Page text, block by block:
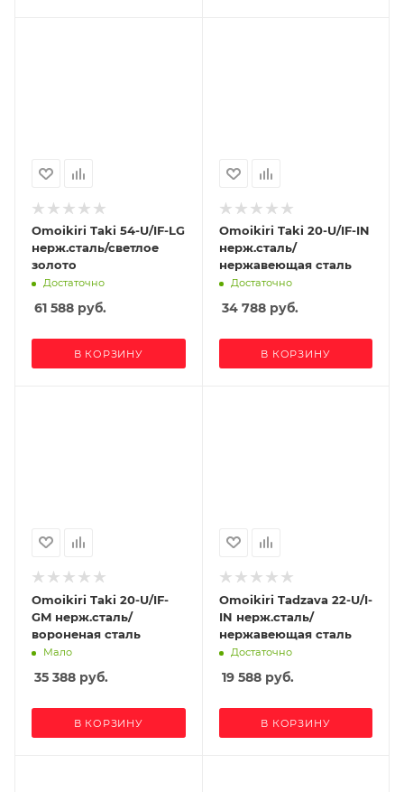
Omoikiri Taki 54-U/IF-LG
нерж.сталь/светлое
золото
Достаточно
61 588 руб.
В КОРЗИНУ
Omoikiri Taki 20-U/IF-IN
нерж.сталь/
нержавеющая сталь
Достаточно
34 788руб.
В КОРЗИНУ
Omoikiri Taki 20-U/IF-
GM нерж.сталь/
вороненая сталь
Мало
35 388 руб.
В КОРЗИНУ
Omoikiri Tadzava 22-U/I-
IN нерж.сталь/
нержавеющая сталь
Достаточно
19 588руб.
В КОРЗИНУ